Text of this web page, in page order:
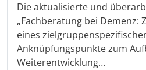
Die aktualisierte und
„Fachberatung bei Demenz:
eines
Anknüpfungspunkte zum
Weiterentwicklung…